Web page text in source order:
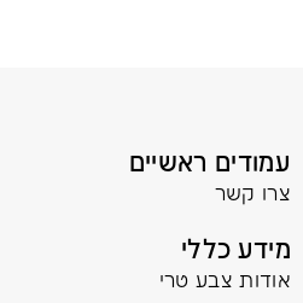
עמודים ראשיים
צרו קשר
מידע כללי
אודות צבע טרי